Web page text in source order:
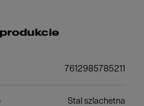
7612985785211
Stal szlachetna